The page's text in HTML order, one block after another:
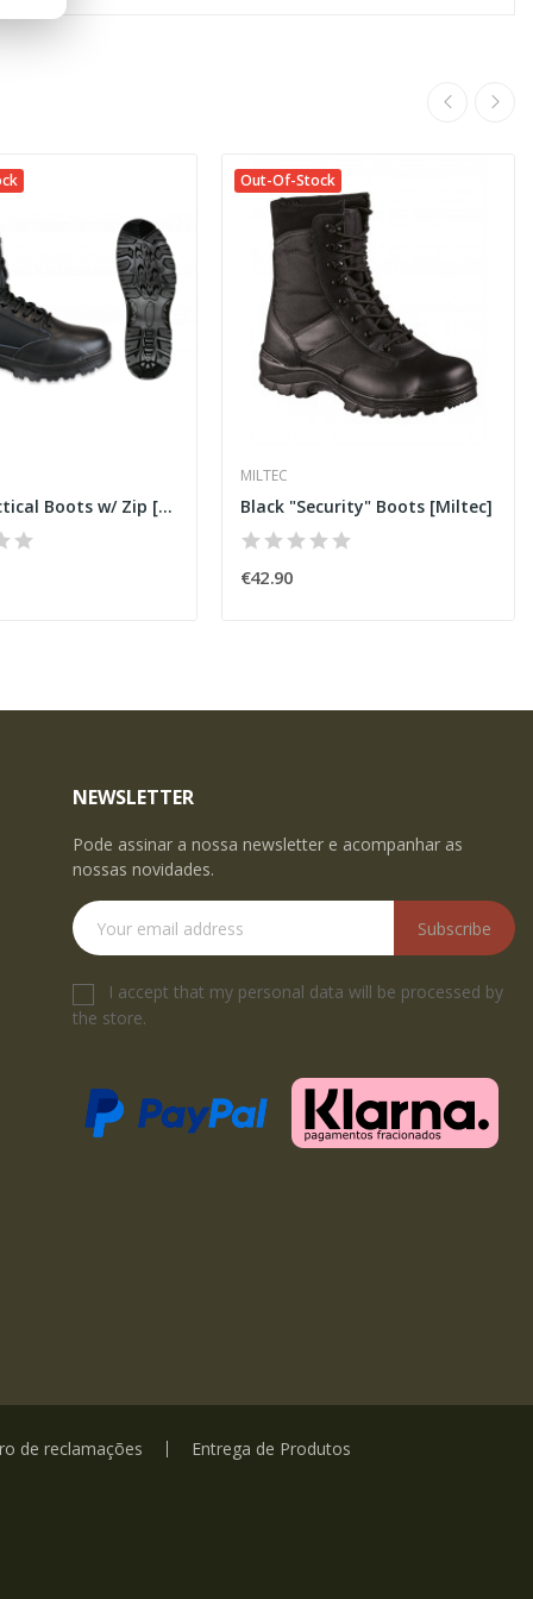
Black Tactical Boots w/ Zip [Barbaric]
Out-Of-Stock
MILTEC
Black "Security" Boots [Miltec]
€42.90
NEWSLETTER
Pode assinar a nossa newsletter e acompanhar as
nossas novidades.
Subscribe
I accept that my personal data will be processed by
the store.
de reclamações Entrega de Produtos